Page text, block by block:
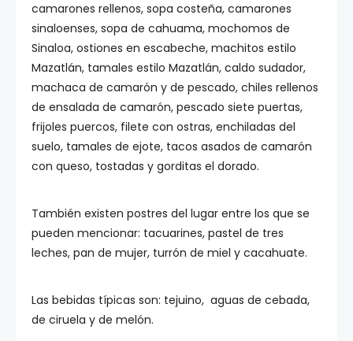
camarones rellenos, sopa costeña, camarones
sinaloenses, sopa de cahuama, mochomos de
Sinaloa, ostiones en escabeche, machitos estilo
Mazatlán, tamales estilo Mazatlán, caldo sudador,
machaca de camarón y de pescado, chiles rellenos
de ensalada de camarón, pescado siete puertas,
frijoles puercos, filete con ostras, enchiladas del
suelo, tamales de ejote, tacos asados de camarón
con queso, tostadas y gorditas el dorado.
También existen postres del lugar entre los que se
pueden mencionar: tacuarines, pastel de tres
leches, pan de mujer, turrón de miel y cacahuate.
Las bebidas típicas son: tejuino, aguas de cebada,
de ciruela y de melón.